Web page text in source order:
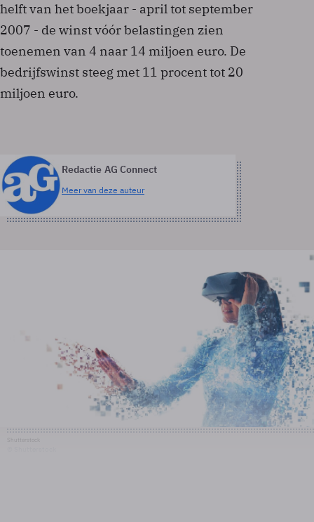
helft van het boekjaar - april tot september
2007 - de winst vóór belastingen zien
toenemen van 4 naar 14 miljoen euro. De
bedrijfswinst steeg met 11 procent tot 20
miljoen euro.
Redactie AG Connect
Meer van deze auteur